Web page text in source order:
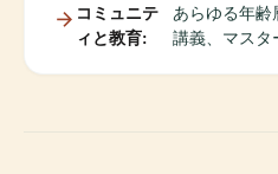
コミュニテ
ィと教育:
あらゆる年齢
講義、マスタ